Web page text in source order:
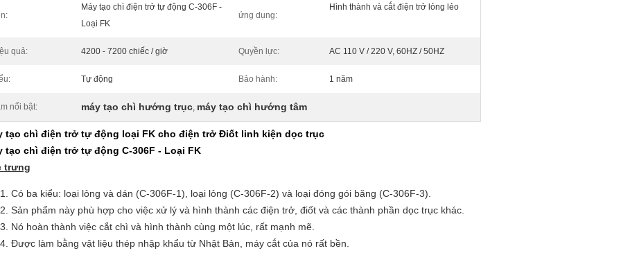
Máy tạo chì điện trở tự động C-306F -
Loại FK
ứng dụng:
Hình thành và cắt điện trở lỏng lẻo
quả: 4200 - 7200 chiếc / giờ Quyền lực: AC 110 V / 220 V, 60HZ / 50HZ
Tự động Bảo hành: 1 năm
nổi bật: máy tạo chì hướng trục, máy tạo chì hướng tâm
tạo chì điện trở tự động loại FK cho điện trở Điốt linh kiện dọc trục
tạo chì điện trở tự động C-306F - Loại FK
trưng
Có ba kiểu: loại lỏng và dán (C-306F-1), loại lỏng (C-306F-2) và loại đóng gói băng (C-306F-3).
Sản phẩm này phù hợp cho việc xử lý và hình thành các điện trở, điốt và các thành phần dọc trục khác.
Nó hoàn thành việc cắt chì và hình thành cùng một lúc, rất mạnh mẽ.
Được làm bằng vật liệu thép nhập khẩu từ Nhật Bản, máy cắt của nó rất bền.